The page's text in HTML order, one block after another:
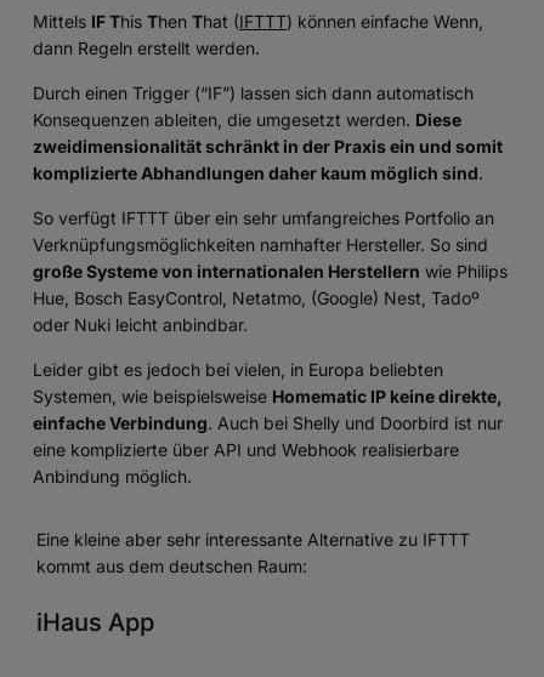
Mittels IF This Then That (IFTTT) können einfache Wenn,
dann Regeln erstellt werden.
Durch einen Trigger (“IF”) lassen sich dann automatisch
Konsequenzen ableiten, die umgesetzt werden. Diese
zweidimensionalität schränkt in der Praxis ein und somit
komplizierte Abhandlungen daher kaum möglich sind.
So verfügt IFTTT über ein sehr umfangreiches Portfolio an
Verknüpfungsmöglichkeiten namhafter Hersteller. So sind
große Systeme von internationalen Herstellern wie Philips
Hue, Bosch EasyControl, Netatmo, (Google) Nest, Tadoº
oder Nuki leicht anbindbar.
Leider gibt es jedoch bei vielen, in Europa beliebten
Systemen, wie beispielsweise Homematic IP keine direkte,
einfache Verbindung. Auch bei Shelly und Doorbird ist nur
eine komplizierte über API und Webhook realisierbare
Anbindung möglich.
Eine kleine aber sehr interessante Alternative zu IFTTT
kommt aus dem deutschen Raum:
iHaus App